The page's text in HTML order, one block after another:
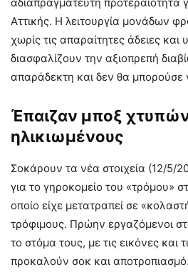
Αττικής. Η λειτουργία μονάδων
χωρίς τις απαραίτητες άδειες
διασφαλίζουν την αξιοπρεπή
απαράδεκτη και δεν θα μπορούσε
Έπαιζαν μποξ
ηλικιωμένους
Σοκάρουν τα νέα στοιχεία (12/5/
για το γηροκομείο του «τρόμου»
οποίο είχε μετατραπεί σε
τρόφιμους. Πρώην εργαζόμενοι
το στόμα τους, με τις εικόνες και
προκαλούν σοκ και αποτροπιασμό.